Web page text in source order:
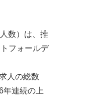
数）は、推
フォールデ
人の総数
年連続の上